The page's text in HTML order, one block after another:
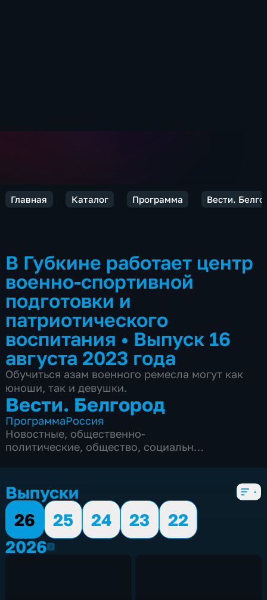
Главная Каталог Программа Вести.
В Губкине работает центр
военно-спортивной
подготовки и
патриотического
воспитания • Выпуск 16
августа 2023 года
Обучиться азам военного ремесла могут как
юноши, так и девушки.
Вести. Белгород
ПрограммаРоссия
Новостные, общественно-
политические, общество, социально-
Выпуски
26
25 24 23
22
20262026